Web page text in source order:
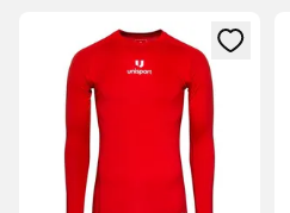
Megnyit egy modált a